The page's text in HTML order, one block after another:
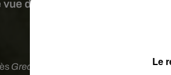
dans le film, avec sa fille,
Grease,
n’a pas perdu
Le